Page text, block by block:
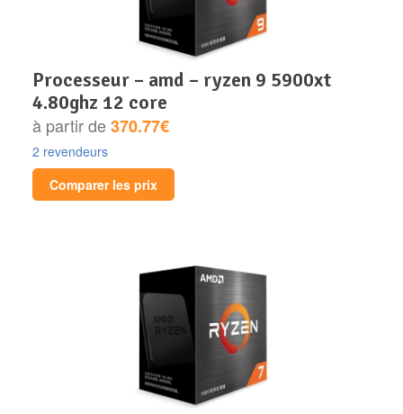
processeur – amd – ryzen 9 5900xt
4.80ghz 12 core
à partir de370.77€
2 revendeurs
Comparer les prix